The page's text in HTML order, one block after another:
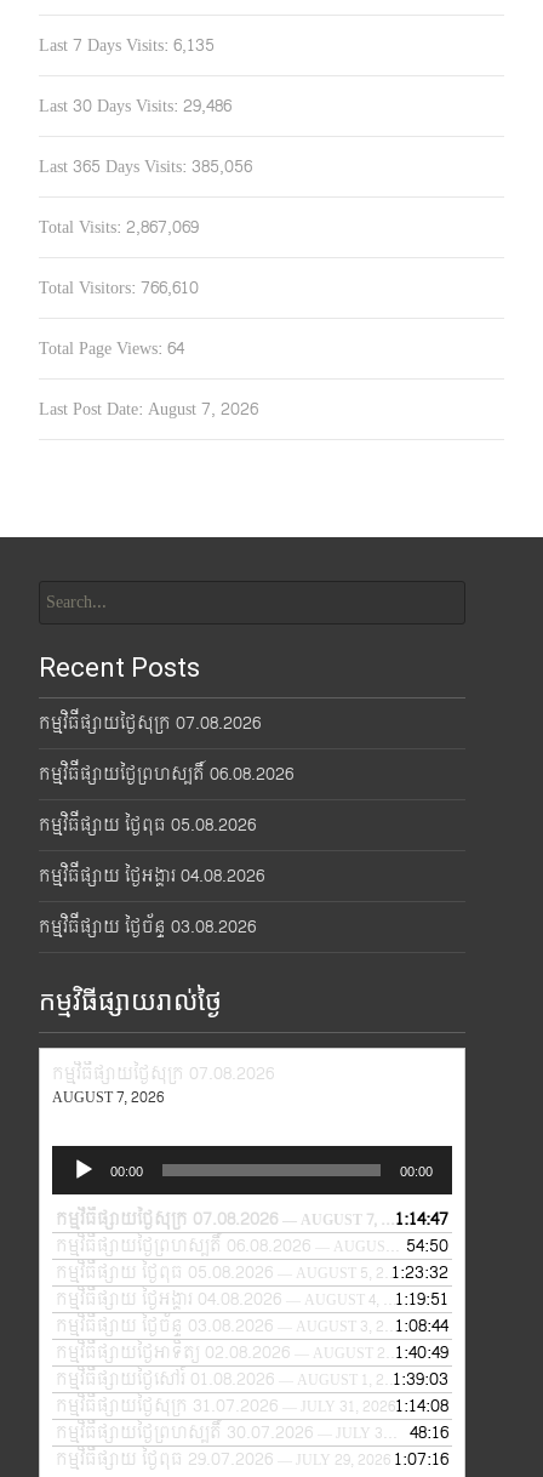
Last 7 Days Visits: 6,135
Last 30 Days Visits: 29,486
Last 365 Days Visits: 385,056
Total Visits: 2,867,069
Total Visitors: 766,610
Total Page Views: 64
Last Post Date: August 7, 2026
for:
Recent Posts
កម្មវិធីផ្សាយថ្ងៃសុក្រ 07.08.2026
កម្មវិធីផ្សាយថ្ងៃព្រហស្បតិ៍ 06.08.2026
កម្មវិធីផ្សាយ ថ្ងៃពុធ 05.08.2026
កម្មវិធីផ្សាយ ថ្ងៃអង្គារ 04.08.2026
កម្មវិធីផ្សាយ ថ្ងៃច័ន្ទ 03.08.2026
កម្មវិធីផ្សាយរាល់ថ្ងៃ
កម្មវិធីផ្សាយថ្ងៃសុក្រ 07.08.2026
AUGUST 7, 2026
Audio
Player
00:00 00:00
កម្មវិធីផ្សាយថ្ងៃសុក្រ 07.08.2026— AUGUST 7, 2026
1:14:47
កម្មវិធីផ្សាយថ្ងៃព្រហស្បតិ៍ 06.08.2026
— AUGUST 6, 2026
54:50
កម្មវិធីផ្សាយ ថ្ងៃពុធ 05.08.2026
— AUGUST 5, 2026 1:23:32
កម្មវិធីផ្សាយ ថ្ងៃអង្គារ 04.08.2026
— AUGUST 4, 2026
1:19:51
កម្មវិធីផ្សាយ ថ្ងៃច័ន្ទ 03.08.2026
— AUGUST 3, 2026 1:08:44
កម្មវិធីផ្សាយថ្ងៃអាទិត្យ 02.08.2026
— AUGUST 2, 2026 1:40:49
កម្មវិធីផ្សាយថ្ងៃសៅរ៍ 01.08.2026
— AUGUST 1, 2026 1:39:03
កម្មវិធីផ្សាយថ្ងៃសុក្រ 31.07.2026
— JULY 31, 20261:14:08
កម្មវិធីផ្សាយថ្ងៃព្រហស្បតិ៍ 30.07.2026
— JULY 30, 2026
48:16
កម្មវិធីផ្សាយ ថ្ងៃពុធ 29.07.2026
— JULY 29, 20261:07:16